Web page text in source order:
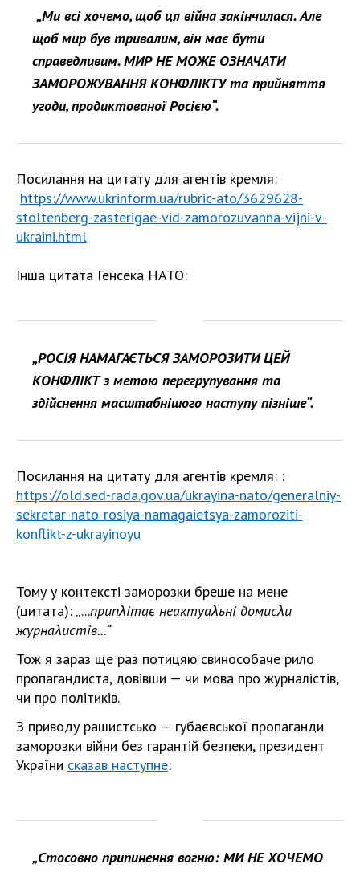
„Ми всі хочемо, щоб ця війна закінчилася. Але
щоб мир був тривалим, він має бути
справедливим. МИР НЕ МОЖЕ ОЗНАЧАТИ
ЗАМОРОЖУВАННЯ КОНФЛІКТУ та прийняття
угоди, продиктованої Росією“.
Посилання на цитату для агентів кремля:
https://www.ukrinform.ua/rubric-ato/3629628-
stoltenberg-zasterigae-vid-zamorozuvanna-vijni-v-
ukraini.html
Інша цитата Генсека НАТО:
„РОСІЯ НАМАГАЄТЬСЯ ЗАМОРОЗИТИ ЦЕЙ
КОНФЛІКТ з метою перегрупування та
здійснення масштабнішого наступу пізніше“.
Посилання на цитату для агентів кремля: :
https://old.sed-rada.gov.ua/ukrayina-nato/generalniy-
sekretar-nato-rosiya-namagaietsya-zamoroziti-
konflikt-z-ukrayinoyu
Тому у контексті заморозки бреше на мене
(цитата): „...припλітає неактуаλьні домисλи
журнаλистів...“
Тож я зараз ще раз потицяю свинособаче рило
пропагандиста, довівши — чи мова про журналістів,
чи про політиків.
З приводу рашистсько — губаєвської пропаганди
заморозки війни без гарантій безпеки, президент
України сказав наступне:
„Стосовно припинення вогню: МИ НЕ ХОЧЕМО